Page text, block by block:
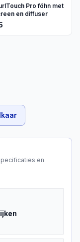
Pro föhn met
en diffuser
en